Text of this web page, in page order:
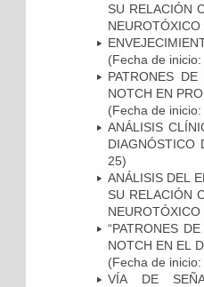
SU RELACIÓN
NEUROTÓXICO
(Fecha de
PATRONES
NOTCH EN
(Fecha de
ANÁLISIS
DIAGNÓSTICO
25)
ANÁLISIS DEL
SU RELACIÓN
NEUROTÓXICO
“PATRONES
NOTCH EN EL
(Fecha de
VÍA DE